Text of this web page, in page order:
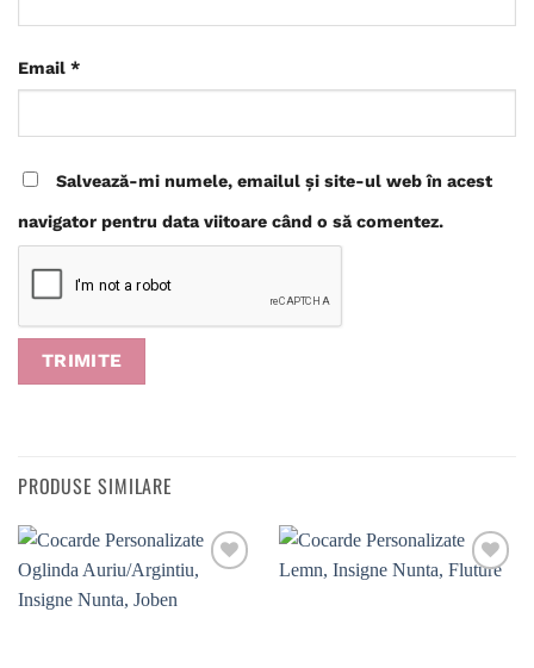
Email *
Salvează-mi numele, emailul și site-ul web în acest
navigator pentru data viitoare când o să comentez.
PRODUSE SIMILARE